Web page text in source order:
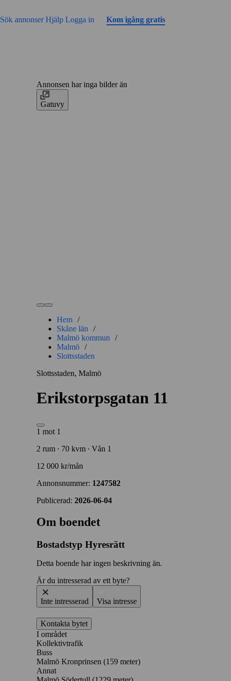
Sök annonserHjälp Logga in Kom igång gratis
Annonsen har inga bilder än
Gatuvy
Hem /
Skåne län
/
Malmö kommun
/
Malmö /
Slottsstaden
Slottsstaden, Malmö
Erikstorpsgatan 11
1 mot 1
2 rum ∙ 70 kvm ∙ Vån 1
12 000 kr/mån
Annonsnummer: 1247582
Publicerad: 2026-06-04
Om boendet
Bostadstyp Hyresrätt
Detta boende har ingen beskrivning än.
Är du intresserad av ett byte?
Inte intresserad Visa intresse
Kontakta bytet
I området
Kollektivtrafik
Buss
Malmö Kronprinsen (159 meter)
Annat